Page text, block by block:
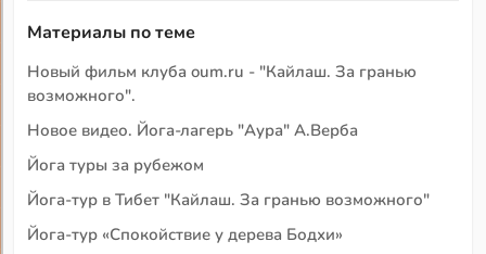
Материалы по теме
Новый фильм клуба oum.ru - "Кайлаш. За гранью
возможного".
Новое видео. Йога-лагерь "Аура" А.Верба
Йога туры за рубежом
Йога-тур в Тибет "Кайлаш. За гранью возможного"
Йога-тур «Спокойствие у дерева Бодхи»